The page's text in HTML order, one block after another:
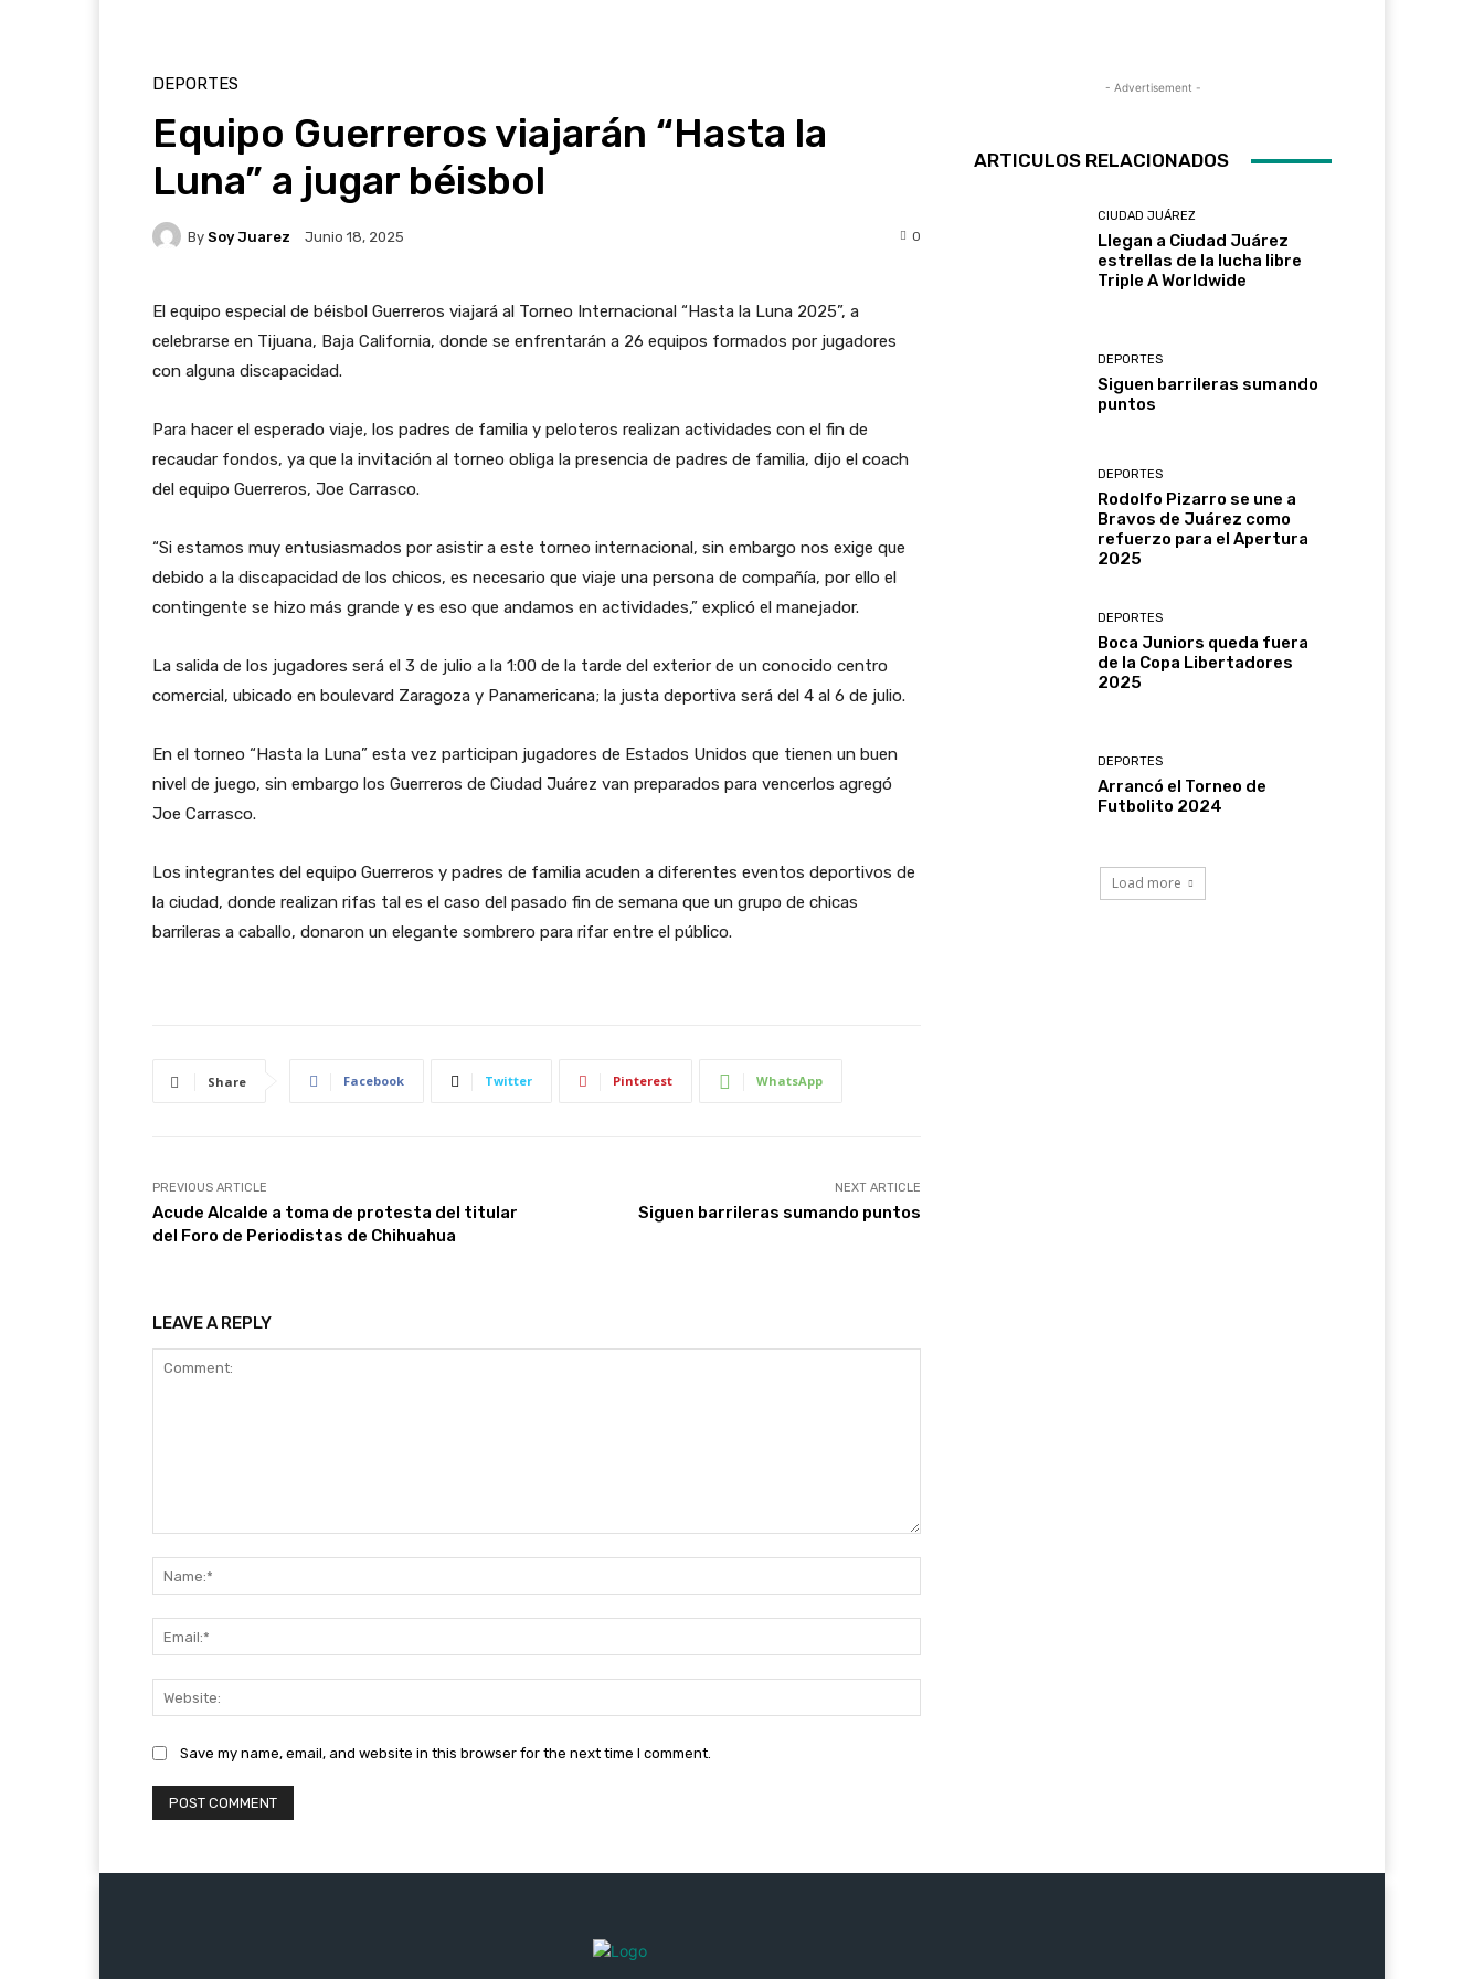
DEPORTES
Equipo Guerreros viajarán “Hasta la
Luna” a jugar béisbol
By Soy Juarez Junio 18, 2025 0
El equipo especial de béisbol Guerreros viajará al Torneo Internacional “Hasta la Luna 2025”, a
celebrarse en Tijuana, Baja California, donde se enfrentarán a 26 equipos formados por jugadores
con alguna discapacidad.
Para hacer el esperado viaje, los padres de familia y peloteros realizan actividades con el fin de
recaudar fondos, ya que la invitación al torneo obliga la presencia de padres de familia, dijo el coach
del equipo Guerreros, Joe Carrasco.
“Si estamos muy entusiasmados por asistir a este torneo internacional, sin embargo nos exige que
debido a la discapacidad de los chicos, es necesario que viaje una persona de compañía, por ello el
contingente se hizo más grande y es eso que andamos en actividades,” explicó el manejador.
La salida de los jugadores será el 3 de julio a la 1:00 de la tarde del exterior de un conocido centro
comercial, ubicado en boulevard Zaragoza y Panamericana; la justa deportiva será del 4 al 6 de julio.
En el torneo “Hasta la Luna” esta vez participan jugadores de Estados Unidos que tienen un buen
nivel de juego, sin embargo los Guerreros de Ciudad Juárez van preparados para vencerlos agregó
Joe Carrasco.
Los integrantes del equipo Guerreros y padres de familia acuden a diferentes eventos deportivos de
la ciudad, donde realizan rifas tal es el caso del pasado fin de semana que un grupo de chicas
barrileras a caballo, donaron un elegante sombrero para rifar entre el público.
Share Facebook Twitter Pinterest WhatsApp
PREVIOUS ARTICLE
Acude Alcalde a toma de protesta del titular
del Foro de Periodistas de Chihuahua
NEXT ARTICLE
Siguen barrileras sumando puntos
LEAVE A REPLY
Save my name, email, and website in this browser for the next time I comment.
- Advertisement -
ARTICULOS RELACIONADOS
CIUDAD JUÁREZ
Llegan a Ciudad Juárez
estrellas de la lucha libre
Triple A Worldwide
DEPORTES
Siguen barrileras sumando
puntos
DEPORTES
Rodolfo Pizarro se une a
Bravos de Juárez como
refuerzo para el Apertura
2025
DEPORTES
Boca Juniors queda fuera
de la Copa Libertadores
2025
DEPORTES
Arrancó el Torneo de
Futbolito 2024
Load more